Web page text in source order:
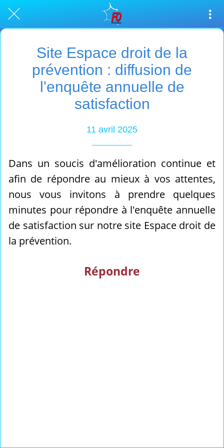
Site Espace droit de la
prévention : diffusion de
l'enquête annuelle de
satisfaction
11 avril 2025
Dans un soucis d'amélioration continue et
afin de répondre au mieux à vos attentes,
nous vous invitons à prendre quelques
minutes pour répondre à l'enquête annuelle
de satisfaction sur notre site Espace droit de
la prévention.
Répondre